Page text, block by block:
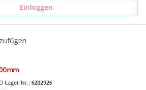
Einloggen
Lager.Nr.: 6202926